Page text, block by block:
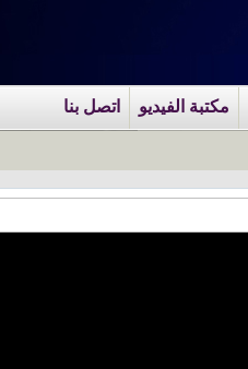
مكتبة الفيديو اتصل بنا